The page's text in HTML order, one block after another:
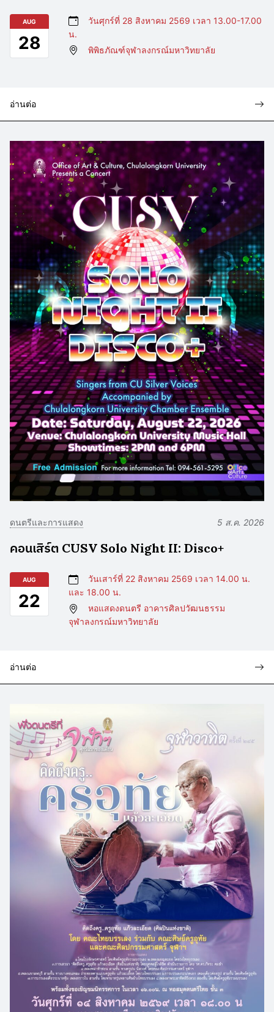
AUG
28
วันศุกร์ที่ 28 สิงหาคม 2569 เวลา 13.00-17.00
น.
พิพิธภัณฑ์จุฬาลงกรณ์มหาวิทยาลัย
อ่านต่อ
ดนตรีและการแสดง 5 ส.ค. 2026
คอนเสิร์ต CUSV Solo Night II: Disco+
AUG
22
วันเสาร์ที่ 22 สิงหาคม 2569 เวลา 14.00 น.
และ 18.00 น.
หอแสดงดนตรี อาคารศิลปวัฒนธรรม
จุฬาลงกรณ์มหาวิทยาลัย
อ่านต่อ